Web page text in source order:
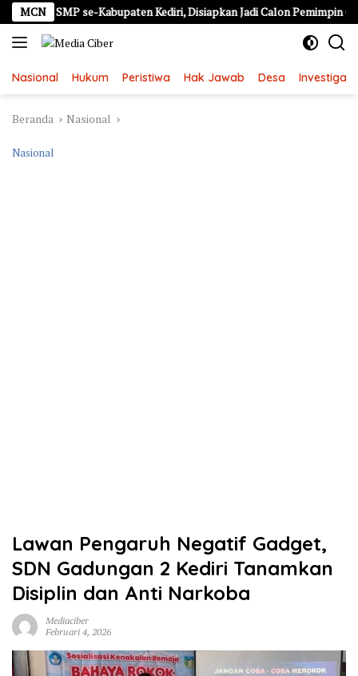
Langsung
ke
konten
MCN
SMP se-Kabupaten Kediri, Disiapkan Jadi Calon Pemimpin Generasi
Nasional Hukum Peristiwa Hak Jawab Desa Investigasi
Beranda Nasional
Nasional
Lawan Pengaruh Negatif Gadget,
SDN Gadungan 2 Kediri Tanamkan
Disiplin dan Anti Narkoba
Mediaciber
Februari 4, 2026